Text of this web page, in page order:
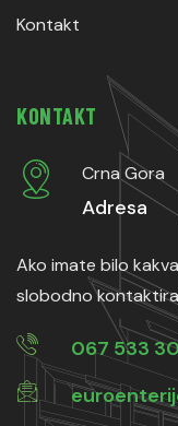
Kontakt
KONTAKT
Crna Gora
Adresa
Ako imate bilo
slobodno
067 533